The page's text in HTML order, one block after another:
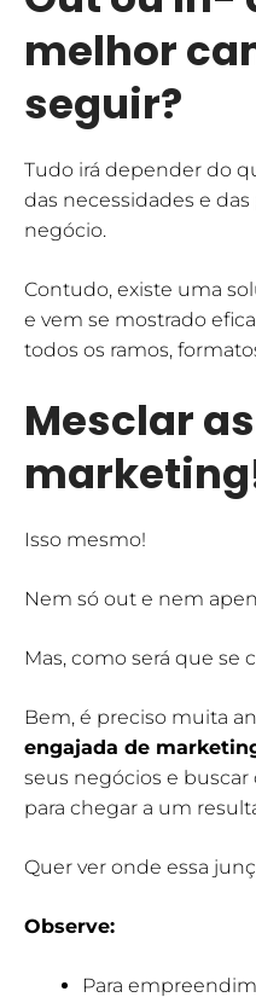
melhor
seguir?
Tudo irá depender do
das necessidades e
negócio.
Contudo, existe uma
e vem se mostrado
todos os ramos,
Mesclar
marketing
Isso mesmo!
Nem só out e nem
Mas, como será que se
Bem, é preciso muita
engajada de
seus negócios e
para chegar a um
Quer ver onde essa
Observe:
Para